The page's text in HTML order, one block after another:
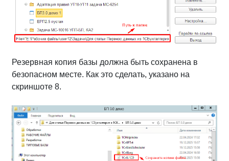
Резервная копия базы должна быть сохранена в
безопасном месте. Как это сделать, указано на
скриншоте 8.